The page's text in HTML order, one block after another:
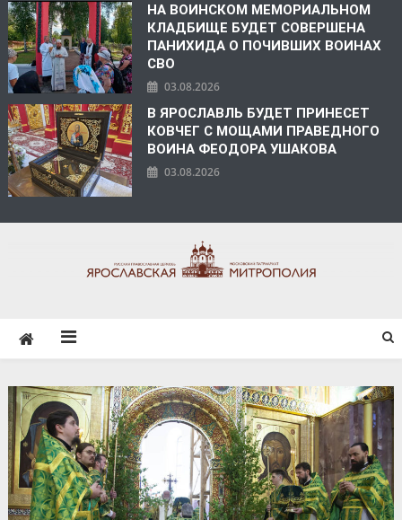
НА ВОИНСКОМ МЕМОРИАЛЬНОМ
КЛАДБИЩЕ БУДЕТ СОВЕРШЕНА
ПАНИХИДА О ПОЧИВШИХ ВОИНАХ
СВО
03.08.2026
В ЯРОСЛАВЛЬ БУДЕТ ПРИНЕСЕТ
КОВЧЕГ С МОЩАМИ ПРАВЕДНОГО
ВОИНА ФЕОДОРА УШАКОВА
03.08.2026